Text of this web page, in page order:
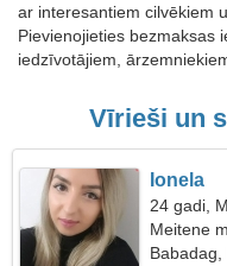
ar interesantiem cilvēkiem
Pievienojieties bezmaksas
iedzīvotājiem,
Vīrieši un
Ionela
24 gadi,
Meitene
Babadag,